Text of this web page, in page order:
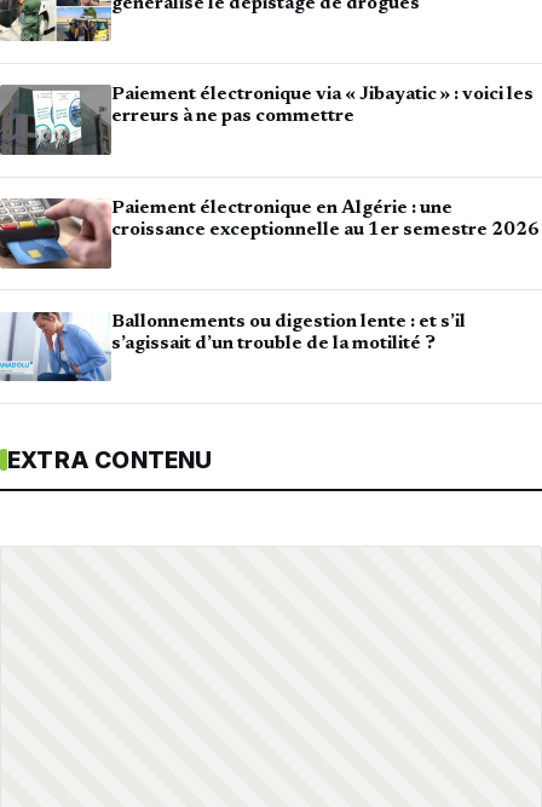
généralise le dépistage de drogues
Paiement électronique via « Jibayatic » : voici les
erreurs à ne pas commettre
Paiement électronique en Algérie : une
croissance exceptionnelle au 1er semestre 2026
Ballonnements ou digestion lente : et s’il
s’agissait d’un trouble de la motilité ?
EXTRA CONTENU